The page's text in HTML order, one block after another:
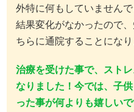
外特に何もしていませんで
結果変化がなかったので、
ちらに通院することになり
治療を受けた事で、スト
なりました！今では、子
った事が何よりも嬉しいで